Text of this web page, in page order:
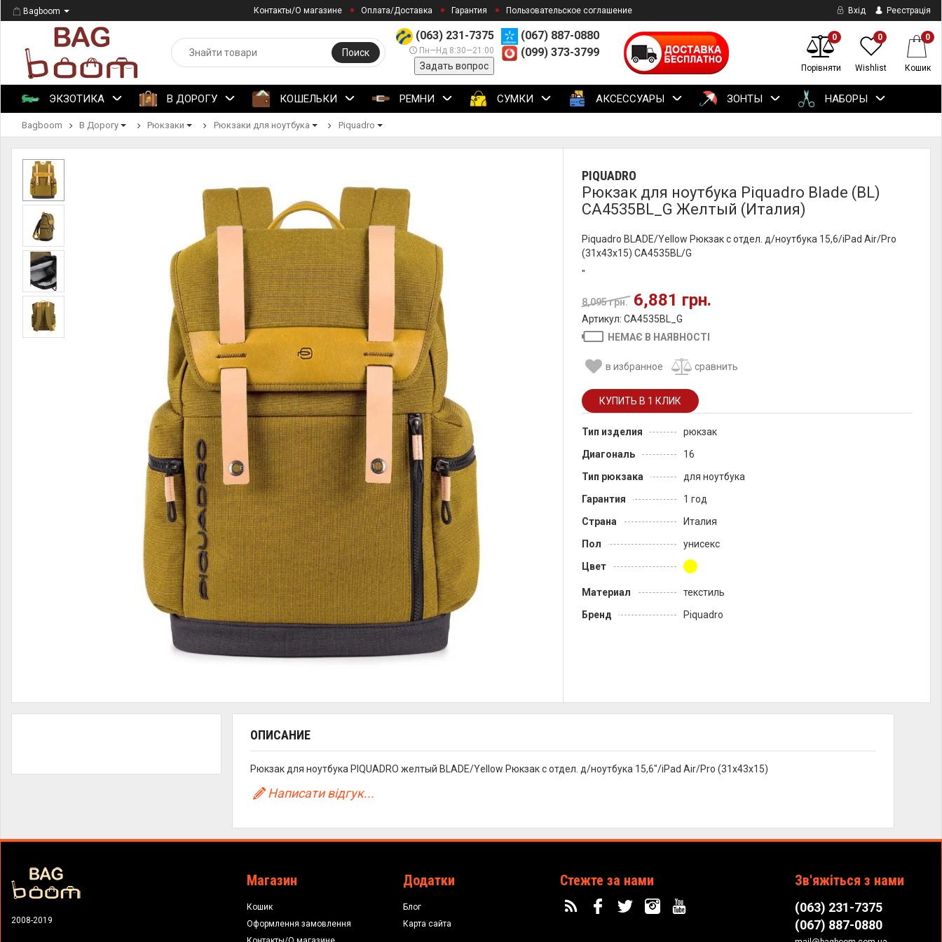
Bagboom Контакты/О магазине Оплата/Доставка Гарантия Пользовательское соглашение Вхід Реєстрація
(063) 231-7375
Пн—Нд 8:30—21:00
Задать вопрос
(067) 887-0880
(099) 373-3799
Поиск
0
Порівняти
0
Wishlist
0
Кошик
ЭКЗОТИКА В ДОРОГУ КОШЕЛЬКИ РЕМНИ СУМКИ АКСЕССУАРЫ ЗОНТЫ НАБОРЫ
Bagboom В Дорогу Рюкзаки Рюкзаки для ноутбука Piquadro
PIQUADRO
Рюкзак для ноутбука Piquadro Blade (BL)
CA4535BL_G Желтый (Италия)
Piquadro BLADE/Yellow Рюкзак с отдел. д/ноутбука 15,6/iPad Air/Pro
(31x43x15) CA4535BL/G
"
8,095 грн. 6,881 грн.
Артикул: CA4535BL_G
НЕМАЄ В НАЯВНОСТІ
в избранное сравнить
Тип изделия
рюкзак
Диагональ
16
Тип рюкзака
для ноутбука
Гарантия
1 год
Страна
Италия
Пол
унисекс
Цвет
Материал
текстиль
Бренд
Piquadro
ОПИСАНИЕ
Рюкзак для ноутбука PIQUADRO желтый BLADE/Yellow Рюкзак с отдел. д/ноутбука 15,6"/iPad Air/Pro (31x43x15)
Написати відгук...
2008-2019
Магазин
Кошик
Оформлення замовлення
Додатки
Блог
Карта сайта
Стежте за нами Зв'яжіться з нами
(063) 231-7375
(067) 887-0880